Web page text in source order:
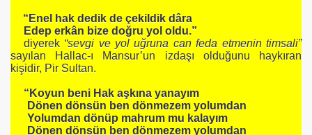
“Enel hak dedik de çekildik dâra
Edep erkân bize doğru yol oldu.”
diyerek “sevgi ve yol uğruna can feda etmenin timsali”
sayılan Hallac-ı Mansur’un izdaşı olduğunu haykıran
kişidir, Pir Sultan.
“Koyun beni Hak aşkına yanayım
Dönen dönsün ben dönmezem yolumdan
Yolumdan dönüp mahrum mu kalayım
Dönen dönsün ben dönmezem yolumdan